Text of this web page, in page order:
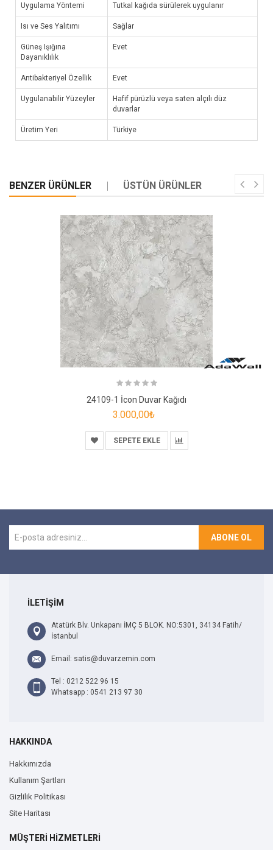
Uygulama Yöntemi Tutkal kağıda sürülerek uygulanır
Isı ve Ses Yalıtımı Sağlar
Güneş Işığına
Dayanıklılık
Evet
Antibakteriyel Özellik Evet
Uygulanabilir Yüzeyler
Hafif pürüzlü veya saten alçılı düz
duvarlar
Üretim Yeri Türkiye
BENZER ÜRÜNLER ÜSTÜN ÜRÜNLER
24109-1 İcon Duvar Kağıdı
3.000,00₺
SEPETE EKLE
ABONE OL
İLETİŞİM
Atatürk Blv. Unkapanı İMÇ 5 BLOK. NO:5301, 34134 Fatih/
İstanbul
Email: satis@duvarzemin.com
Tel : 0212 522 96 15
Whatsapp : 0541 213 97 30
HAKKINDA
Hakkımızda
Kullanım Şartları
Gizlilik Politikası
Site Haritası
MÜŞTERİ HİZMETLERİ